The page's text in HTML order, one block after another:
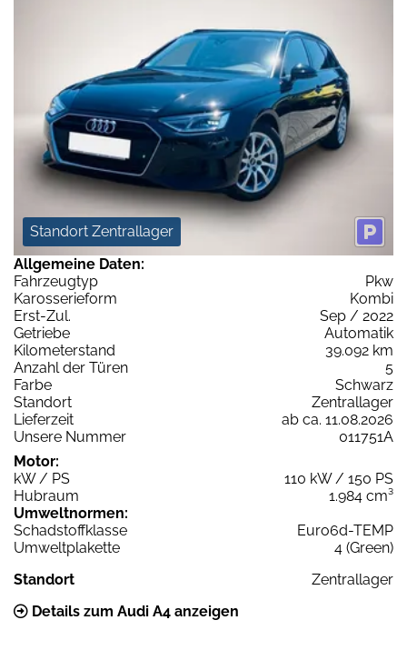
Standort Zentrallager
Allgemeine Daten:
Fahrzeugtyp
Pkw
Karosserieform
Kombi
Erst-Zul.
Sep / 2022
Getriebe
Automatik
Kilometerstand
39.092 km
Anzahl der Türen
5
Farbe
Schwarz
Standort
Zentrallager
Lieferzeit
ab ca. 11.08.2026
Unsere Nummer
011751A
Motor:
kW / PS
110 kW / 150 PS
Hubraum
1.984 cm³
Umweltnormen:
Schadstoffklasse
Euro6d-TEMP
Umweltplakette
4 (Green)
Standort
Zentrallager
Details zum Audi A4 anzeigen